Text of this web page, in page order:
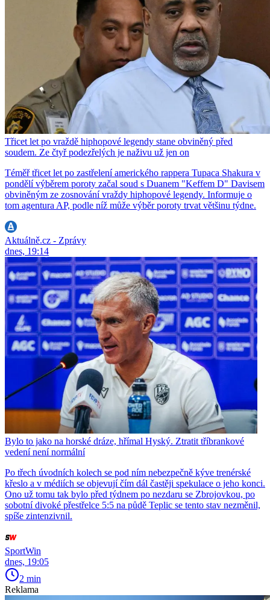
Třicet let po vraždě hiphopové legendy stane obviněný před
soudem. Ze čtyř podezřelých je naživu už jen on
Téměř třicet let po zastřelení amerického rappera Tupaca Shakura v
pondělí výběrem poroty začal soud s Duanem "Keffem D" Davisem
obviněným ze zosnování vraždy hiphopové legendy. Informuje o
tom agentura AP, podle níž může výběr poroty trvat většinu týdne.
Aktuálně.cz - Zprávy
dnes, 19:14
Bylo to jako na horské dráze, hřímal Hyský. Ztratit tříbrankové
vedení není normální
Po třech úvodních kolech se pod ním nebezpečně kýve trenérské
křeslo a v médiích se objevují čím dál častěji spekulace o jeho konci.
Ono už tomu tak bylo před týdnem po nezdaru se Zbrojovkou, po
sobotní divoké přestřelce 5:5 na půdě Teplic se tento stav nezměnil,
spíše zintenzivnil.
SportWin
dnes, 19:05
2 min
Reklama